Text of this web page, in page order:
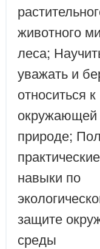
животного
леса;
уважать и
относиться к
окружающей
природе;
практические
навыки по
защите
среды